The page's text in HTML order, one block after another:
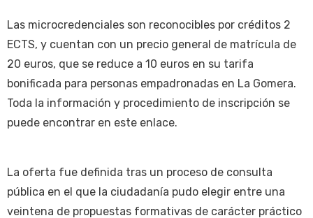
Las microcredenciales son reconocibles por créditos 2
ECTS, y cuentan con un precio general de matrícula de
20 euros, que se reduce a 10 euros en su tarifa
bonificada para personas empadronadas en La Gomera.
Toda la información y procedimiento de inscripción se
puede encontrar en este enlace.
La oferta fue definida tras un proceso de consulta
pública en el que la ciudadanía pudo elegir entre una
veintena de propuestas formativas de carácter práctico